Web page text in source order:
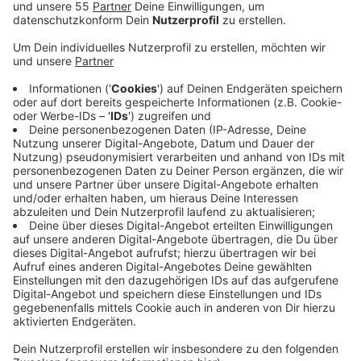
wurde aufgehoben.
Anzeige
Niederländer, die nach einem längeren Aufenthalt in
Deutschland in ihre Heimat zurückkehren, müssen
somit weder in Quarantäne noch einen negativen
Corona-Test vorlegen. Für den kleinen Grenzverkehr
mit einer Aufenthaltsdauer von maximal 24 Stunden
galt diese Regelung ohnehin nie. Gleichzeitig steigt in
den Niederlanden der Inzidenzwert wieder deutlich an.
Er liegt aktuell bei rund 180. Allein am vergangenen
Donnerstag gab es rund 5.500 Corona-Neuinfektionen
an einem Tag, der höchste Wert seit dem 14. Mai. Im
Kreis Kleve ist der 7-Tage-Inzidenzwert wieder
gesunken. Laut Robert-Koch-Institut liegt er heute bei